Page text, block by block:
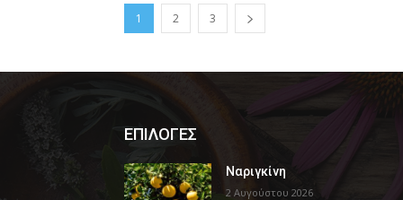
1 2 3
ΕΠΙΛΟΓΕΣ
Ναριγκίνη
2 Αυγούστου 2026